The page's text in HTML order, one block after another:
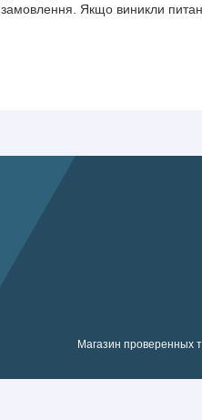
замовлення. Якщо виникли